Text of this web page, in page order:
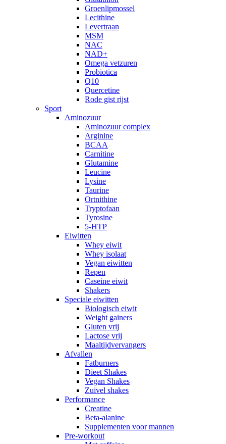
Groenlipmossel
Lecithine
Levertraan
MSM
NAC
NAD+
Omega vetzuren
Probiotica
Q10
Quercetine
Rode gist rijst
Sport
Aminozuur
Aminozuur complex
Arginine
BCAA
Carnitine
Glutamine
Leucine
Lysine
Taurine
Ortnithine
Tryptofaan
Tyrosine
5-HTP
Eiwitten
Whey eiwit
Whey isolaat
Vegan eiwitten
Repen
Caseine eiwit
Shakers
Speciale eiwitten
Biologisch eiwit
Weight gainers
Gluten vrij
Lactose vrij
Maaltijdvervangers
Afvallen
Fatburners
Dieet Shakes
Vegan Shakes
Zuivel shakes
Performance
Creatine
Beta-alanine
Supplementen voor mannen
Pre-workout